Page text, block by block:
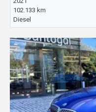
102.133 km
Diesel